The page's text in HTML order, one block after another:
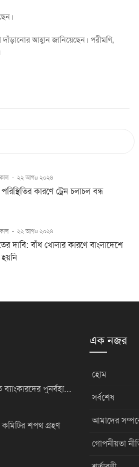
আহ্বান জানিয়েছেন। পরীমণি,
- ২২ আগu ২০২৪
পরিস্থিতির কারণে ট্রেন চলাচল বন্ধ
- ২২ আগu ২০২৪
দাবি: বাঁধ খোলার কারণে বাংলাদেশে
হয়নি
ব্যাংকারদের পুনর্বহা...
কমিটির শপথ গ্রহণ
এক নজর
হোম
সর্বশেষ
আমাদের
গোপনীয়তা